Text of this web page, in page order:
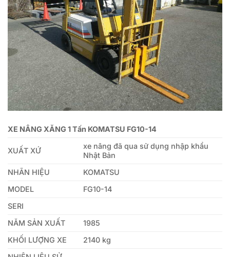
XE NÂNG XĂNG 1 Tấn KOMATSU FG10-14
XUẤT XỨ
xe nâng đã qua sử dụng nhập khẩu
Nhật Bản
NHÃN HIỆU
KOMATSU
MODEL
FG10-14
SERI
NĂM SẢN XUẤT
1985
KHỐI LƯỢNG XE
2140 kg